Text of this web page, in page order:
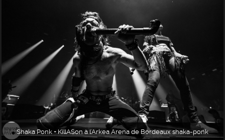
Shaka Ponk + KillASon à l'Arkea Arena de Bordeaux shaka-ponk